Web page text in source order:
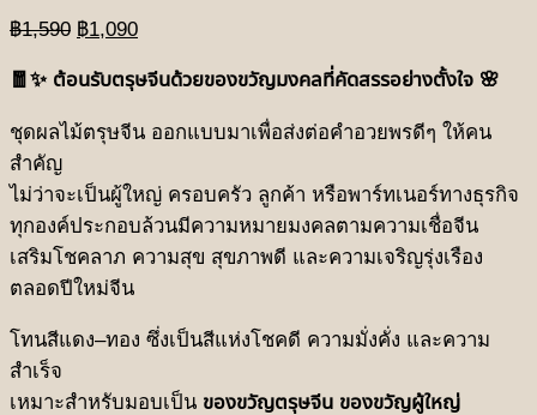
฿1,590 Original
was:
฿1,090Current
is:
🧧✨ ต้อนรับตรุษจีนด้วยของขวัญมงคลที่คัดสรรอย่างตั้งใจ 🌸
ชุดผลไม้ตรุษจีน ออกแบบมาเพื่อส่งต่อคำอวยพรดีๆ ให้คน
สำคัญ
ไม่ว่าจะเป็นผู้ใหญ่ ครอบครัว ลูกค้า หรือพาร์ทเนอร์ทางธุรกิจ
ทุกองค์ประกอบล้วนมีความหมายมงคลตามความเชื่อจีน
เสริมโชคลาภ ความสุข สุขภาพดี และความเจริญรุ่งเรือง
ตลอดปีใหม่จีน
โทนสีแดง–ทอง ซึ่งเป็นสีแห่งโชคดี ความมั่งคั่ง และความ
สำเร็จ
เหมาะสำหรับมอบเป็น ของขวัญตรุษจีน ของขวัญผู้ใหญ่